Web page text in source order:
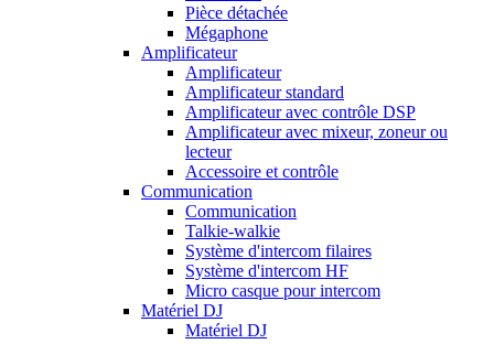
Pièce détachée
Mégaphone
Amplificateur
Amplificateur
Amplificateur standard
Amplificateur avec contrôle DSP
Amplificateur avec mixeur, zoneur ou
lecteur
Accessoire et contrôle
Communication
Communication
Talkie-walkie
Système d'intercom filaires
Système d'intercom HF
Micro casque pour intercom
Matériel DJ
Matériel DJ